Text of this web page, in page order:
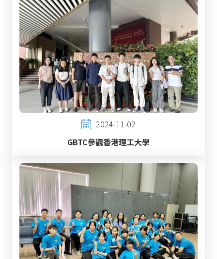
2024-11-02
GBTC參觀香港理工大學